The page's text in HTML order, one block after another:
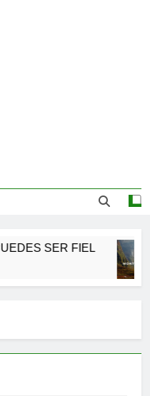
SER FIEL